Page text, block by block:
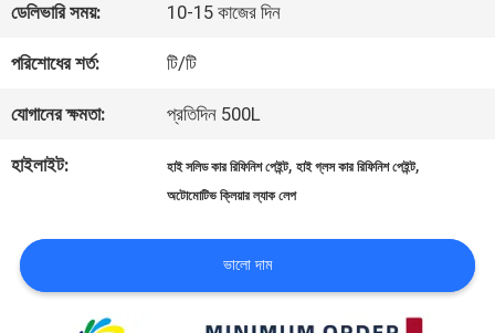
আমাদের
যোগাযোগ
খবর
ডেলিভারি সময়: 10-15 কাজের দিন
পরিশোধের শর্ত: টি/টি
যোগানের ক্ষমতা: প্রতিদিন 500L
হাইলাইট: হাই সলিড কার রিফিনিশ পেইন্ট,হাই গ্লস কার রিফিনিশ পেইন্ট,
অটোমোটিভ ক্লিয়ার ল্যাক লেপ
ভালো দাম